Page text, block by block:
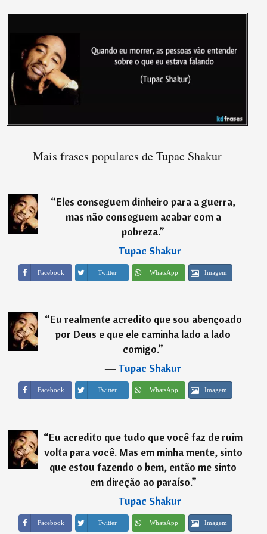
Mais frases populares de Tupac Shakur
“Eles conseguem dinheiro para a guerra,
mas não conseguem acabar com a
pobreza.”
―Tupac Shakur
Facebook Twitter WhatsApp Imagem
“Eu realmente acredito que sou abençoado
por Deus e que ele caminha lado a lado
comigo.”
―Tupac Shakur
Facebook Twitter WhatsApp Imagem
“Eu acredito que tudo que você faz de ruim
volta para você. Mas em minha mente, sinto
que estou fazendo o bem, então me sinto
em direção ao paraíso.”
―Tupac Shakur
Facebook Twitter WhatsApp Imagem